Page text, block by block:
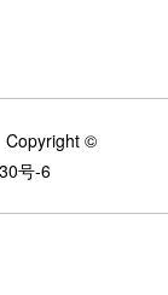
©
号-6